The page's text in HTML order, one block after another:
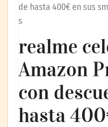
de hasta 400€ en sus
s
realme
Amazon
con
hasta